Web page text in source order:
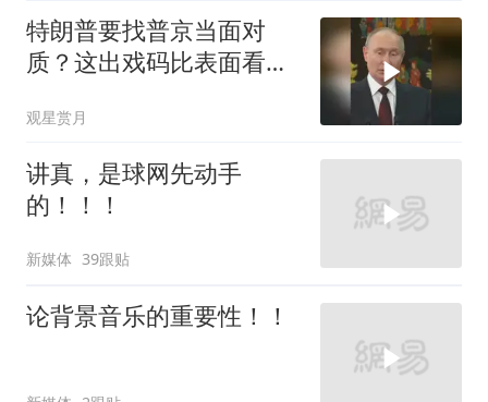
特朗普要找普京当面对
质？这出戏码比表面看起
观星赏月
讲真，是球网先动手
的！！！
新媒体 39跟贴
论背景音乐的重要性！！